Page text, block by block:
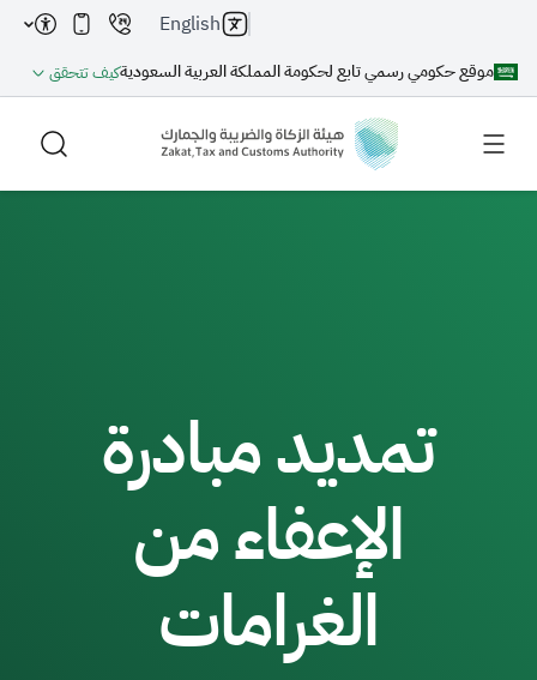
موقع حكومي رسمي تابع لحكومة المملكة العربية السعوديةكيف تتحقق
English
الجمارك
ضريبة القيمة المضافة
التصرفات العقارية
تمديد مبادرة
الإعفاء من
الغرامات